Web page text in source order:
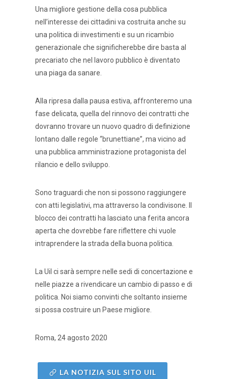
Una migliore gestione della cosa pubblica
nell’interesse dei cittadini va costruita anche su
una politica di investimenti e su un ricambio
generazionale che significherebbe dire basta al
precariato che nel lavoro pubblico è diventato
una piaga da sanare.
Alla ripresa dalla pausa estiva, affronteremo una
fase delicata, quella del rinnovo dei contratti che
dovranno trovare un nuovo quadro di definizione
lontano dalle regole “brunettiane”, ma vicino ad
una pubblica amministrazione protagonista del
rilancio e dello sviluppo.
Sono traguardi che non si possono raggiungere
con atti legislativi, ma attraverso la condivisone. Il
blocco dei contratti ha lasciato una ferita ancora
aperta che dovrebbe fare riflettere chi vuole
intraprendere la strada della buona politica.
La Uil ci sarà sempre nelle sedi di concertazione e
nelle piazze a rivendicare un cambio di passo e di
politica. Noi siamo convinti che soltanto insieme
si possa costruire un Paese migliore.
Roma, 24 agosto 2020
LA NOTIZIA SUL SITO UIL